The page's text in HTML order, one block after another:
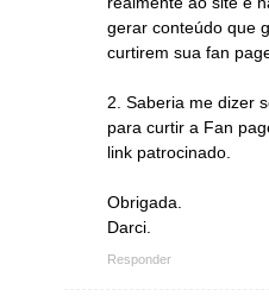
gerar conteúdo que
curtirem sua fan
2. Saberia me dizer
para curtir a Fan
link patrocinado.
Obrigada.
Darci.
Responder